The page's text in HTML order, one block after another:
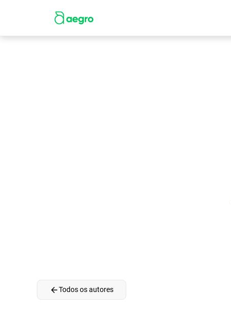
arrow_backTodos os autores